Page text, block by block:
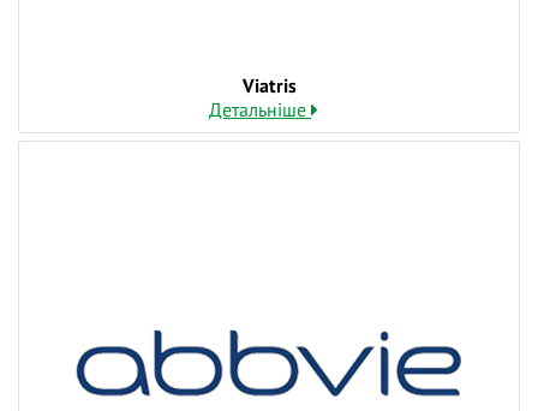
Вартість офлайн-участі:
участі та оплати.
Подаруйте собі Різдвяне свято із незабутнім
досвідом, сповненим нових знань, натхнення та
Viatris
Детальніше